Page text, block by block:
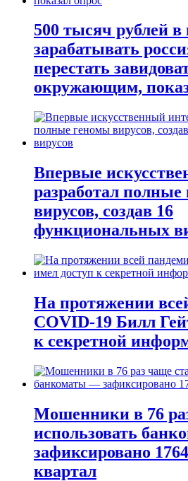
500 тысяч рублей
зарабатывать
перестать
окружающим,
Впервые
разработал
вирусов, создав 16
функциональных
На протяжении
COVID-19 Билл
к секретной
Мошенники в 76
использовать
зафиксировано
квартал